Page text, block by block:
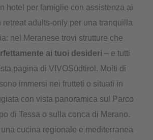
hotel per famiglie con assistenza ai
retreat adults-only per una tranquilla
nel Meranese trovi strutture che
ai tuoi desideri – e tutti
pagina di VIVOSüdtirol. Molti di
immersi nei frutteti o situati in
con vista panoramica sul Parco
di Tessa o sulla conca di Merano.
cucina regionale e mediterranea